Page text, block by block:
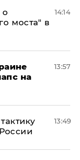
моста" в
14:14
на
13:57
13:49